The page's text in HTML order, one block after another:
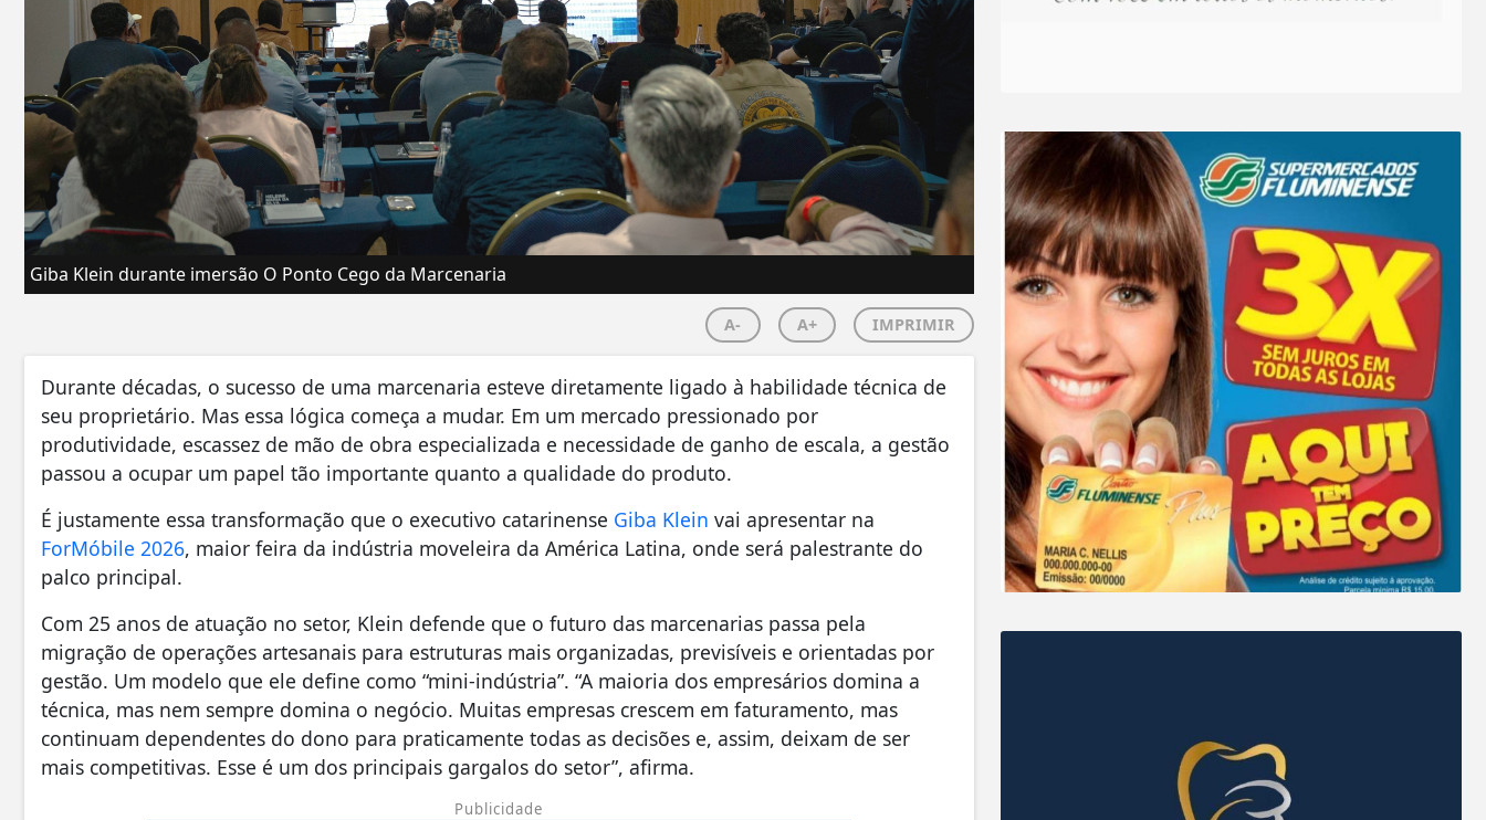
Giba Klein durante imersão O Ponto Cego da Marcenaria
A- A+ IMPRIMIR
Durante décadas, o sucesso de uma marcenaria esteve diretamente ligado à habilidade técnica de
seu proprietário. Mas essa lógica começa a mudar. Em um mercado pressionado por
produtividade, escassez de mão de obra especializada e necessidade de ganho de escala, a gestão
passou a ocupar um papel tão importante quanto a qualidade do produto.
É justamente essa transformação que o executivo catarinense Giba Klein vai apresentar na
ForMóbile 2026, maior feira da indústria moveleira da América Latina, onde será palestrante do
palco principal.
Com 25 anos de atuação no setor, Klein defende que o futuro das marcenarias passa pela
migração de operações artesanais para estruturas mais organizadas, previsíveis e orientadas por
gestão. Um modelo que ele define como “mini-indústria”. “A maioria dos empresários domina a
técnica, mas nem sempre domina o negócio. Muitas empresas crescem em faturamento, mas
continuam dependentes do dono para praticamente todas as decisões e, assim, deixam de ser
mais competitivas. Esse é um dos principais gargalos do setor”, afirma.
Publicidade